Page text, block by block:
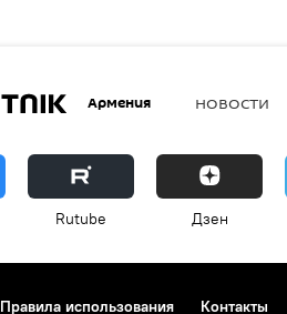
Армения НОВОСТИ
Rutube Дзен
Правила использования Контакты